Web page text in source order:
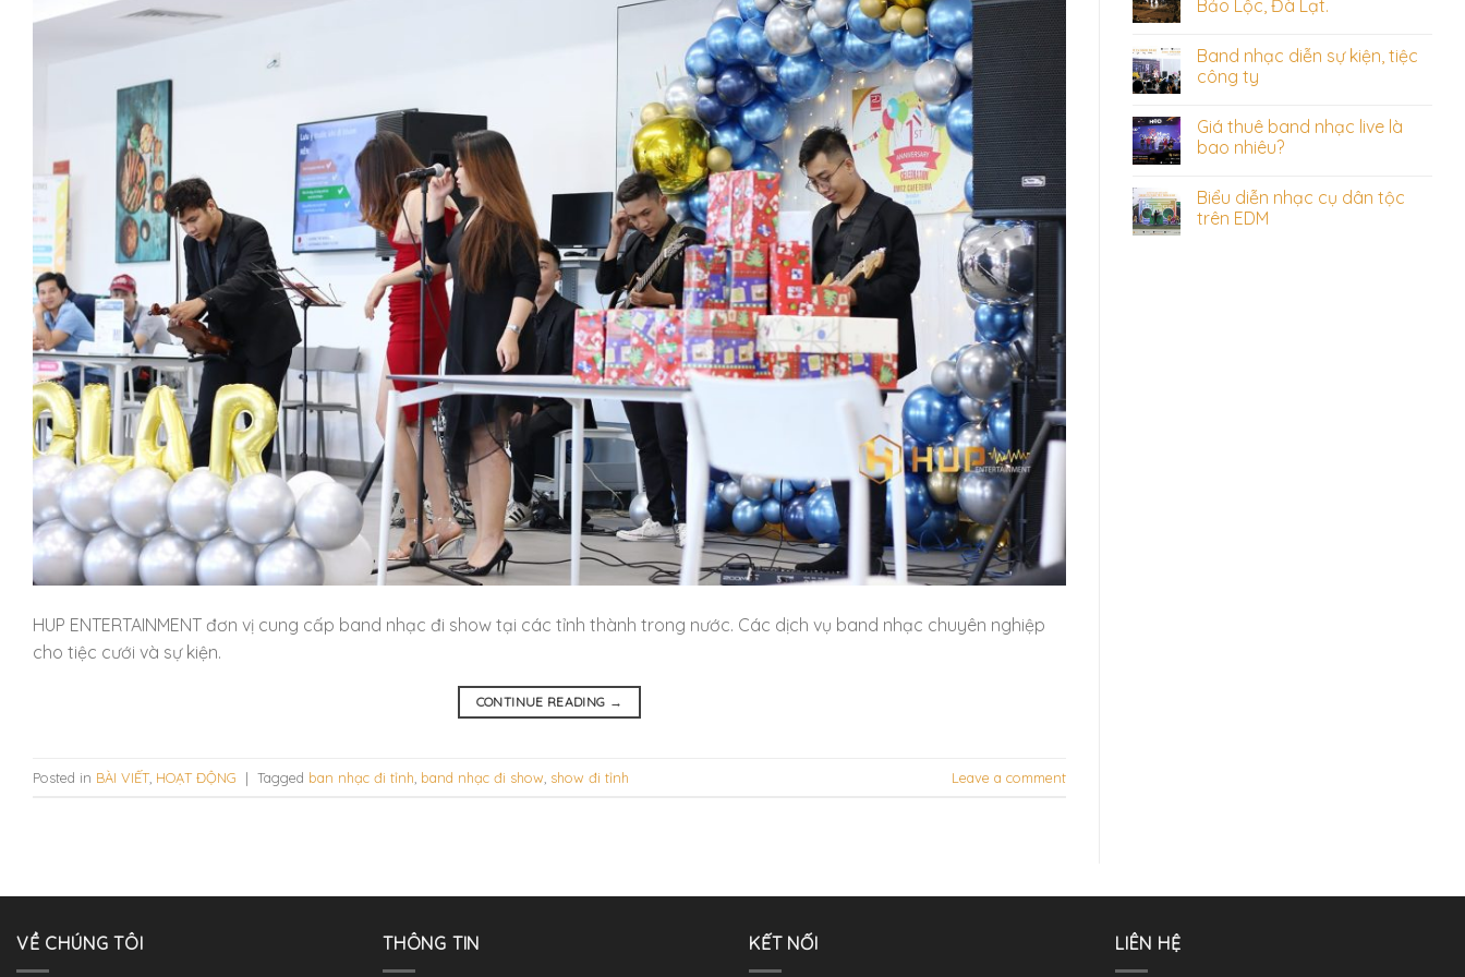
HUP ENTERTAINMENT đơn vị cung cấp band nhạc đi show tại các tỉnh thành trong nước. Các dịch vụ band nhạc chuyên nghiệp
cho tiệc cưới và sự kiện.
CONTINUE READING →
Posted in BÀI VIẾT, HOẠT ĐỘNG | Tagged ban nhạc đi tỉnh band nhạc đi show show đi tỉnh Leave a comment
Bảo Lộc, Đà Lạt.
Band nhạc diễn sự kiện, tiệc
công ty
Giá thuê band nhạc live là
bao nhiêu?
Biểu diễn nhạc cụ dân tộc
trên EDM
VỀ CHÚNG TÔI THÔNG TIN KẾT NỐI LIÊN HỆ